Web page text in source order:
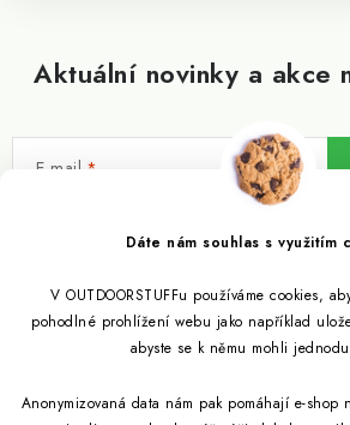
Dáte nám souhlas s využitím
V OUTDOORSTUFFu používáme cookies,
pohodlné prohlížení webu jako například
abyste se k němu mohli
Anonymizovaná data nám pak pomáhají e-shop
Aktuální novinky a akce
E-mail
Vložením e-mailu souhlasíte spodmínkami
Informace pro vás
Věrnostní program